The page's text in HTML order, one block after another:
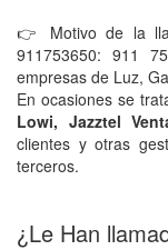
👉 Motivo de la
911753650: 911
empresas de Luz,
En ocasiones se
Lowi, Jazztel
clientes y otras
terceros.
¿Le Han